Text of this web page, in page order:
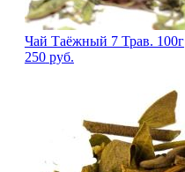
Чай Таёжный 7 Трав. 100г
250 руб.